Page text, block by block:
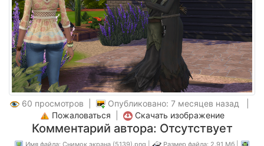
60 просмотров |
Опубликовано: 7 месяцев назад |
Пожаловаться
Скачать изображение
Комментарий автора: Отсутствует
Имя файла: Снимок экрана (5139).png |
Размер файла: 2.91 Мб |